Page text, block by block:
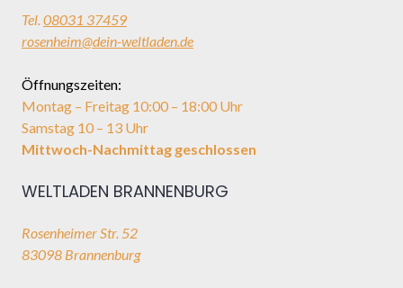
Tel.08031 37459
rosenheim@dein-weltladen.de
Öffnungszeiten:
Montag – Freitag 10:00 – 18:00 Uhr
Samstag 10 – 13 Uhr
Mittwoch-Nachmittag geschlossen
WELTLADEN BRANNENBURG
Rosenheimer Str. 52
83098 Brannenburg